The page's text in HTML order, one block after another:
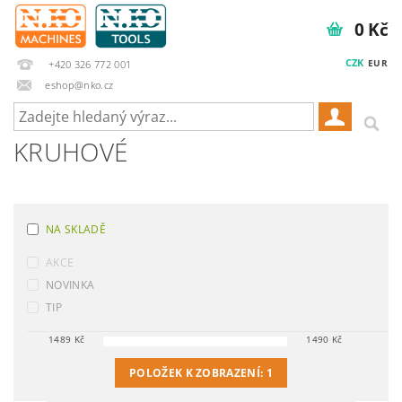
+420 326 772 001
eshop@nko.cz
CZK EUR
0 Kč
KRUHOVÉ
NA SKLADĚ
AKCE
NOVINKA
TIP
1489 Kč 1490 Kč
POLOŽEK K ZOBRAZENÍ: 1